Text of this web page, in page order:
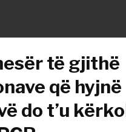
të gjithë
që hyjnë
do t’u